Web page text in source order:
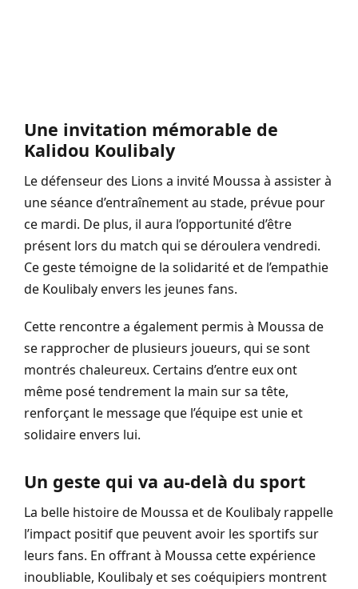
Une invitation mémorable de
Kalidou Koulibaly
Le défenseur des Lions a invité Moussa à assister à
une séance d’entraînement au stade, prévue pour
ce mardi. De plus, il aura l’opportunité d’être
présent lors du match qui se déroulera vendredi.
Ce geste témoigne de la solidarité et de l’empathie
de Koulibaly envers les jeunes fans.
Cette rencontre a également permis à Moussa de
se rapprocher de plusieurs joueurs, qui se sont
montrés chaleureux. Certains d’entre eux ont
même posé tendrement la main sur sa tête,
renforçant le message que l’équipe est unie et
solidaire envers lui.
Un geste qui va au-delà du sport
La belle histoire de Moussa et de Koulibaly rappelle
l’impact positif que peuvent avoir les sportifs sur
leurs fans. En offrant à Moussa cette expérience
inoubliable, Koulibaly et ses coéquipiers montrent